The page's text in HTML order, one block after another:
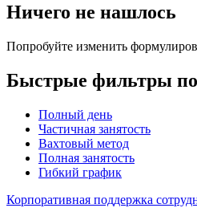
Ничего не нашлось
Попробуйте изменить
Быстрые фильтры
Полный день
Частичная занятость
Вахтовый метод
Полная занятость
Гибкий график
Корпоративная поддержка